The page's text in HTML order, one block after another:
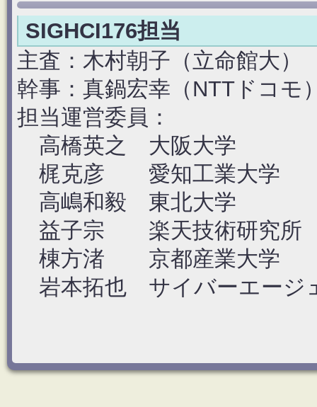
SIGHCI176担当
主査：木村朝子（立命館大）
幹事： 真鍋宏幸（NTTドコモ
担当運営委員：
高橋英之 大阪大学
梶克彦 愛知工業大学
高嶋和毅 東北大学
益子宗 楽天技術研究所
棟方渚 京都産業大学
岩本拓也 サイバーエージ